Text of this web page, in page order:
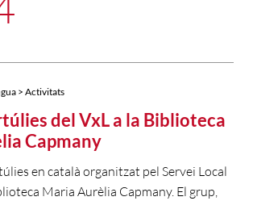
> Activitats
del VxL a la Biblioteca
Capmany
en català organitzat pel Servei Local
Maria Aurèlia Capmany. El grup,